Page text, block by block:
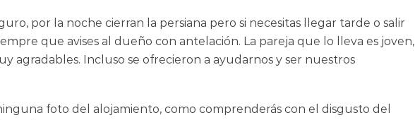
por la noche cierran la persiana pero si necesitas llegar tarde o salir
que avises al dueño con antelación. La pareja que lo lleva es joven,
agradables. Incluso se ofrecieron a ayudarnos y ser nuestros
foto del alojamiento, como comprenderás con el disgusto del